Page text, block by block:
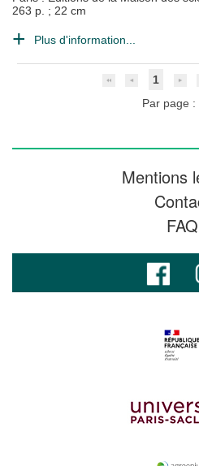
263 p. ; 22 cm
Plus d'information...
1
Par page :
Mentions
FAQ